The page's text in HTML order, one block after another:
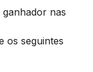
nas
os seguintes